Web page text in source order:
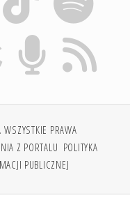
PRAWA
Z PORTALU POLITYKA
PUBLICZNEJ